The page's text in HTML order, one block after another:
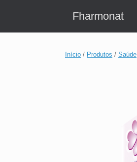
Fharmonat
Início / Produtos / Saúde